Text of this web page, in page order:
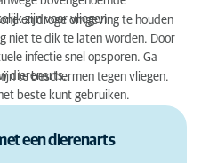
zijn voor vliegen.
en droge omgeving te houden
niet te dik te laten worden. Door
infectie snel opsporen. Ga
dierenarts.
te beschermen tegen vliegen.
beste kunt gebruiken.
een dierenarts